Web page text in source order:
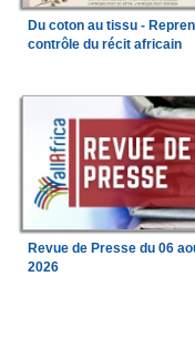
Du coton au tissu -
contrôle du récit africain
Revue de Presse du 06
2026